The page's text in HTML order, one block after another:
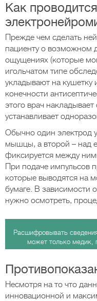
Как проводится
Прежде чем сделать
пациенту о возможном
ощущениях (которые
игольчатом типе
укладывают на
конечности
этого врач
устанавливает
Обычно один электрод
мышцы, а второй – над
фиксируется между
При подаче импульсов
которые выводятся на
бумаге. В зависимости
нужно осмотреть,
Расшифровывать
может только медик,
Несмотря на то что
инновационной и